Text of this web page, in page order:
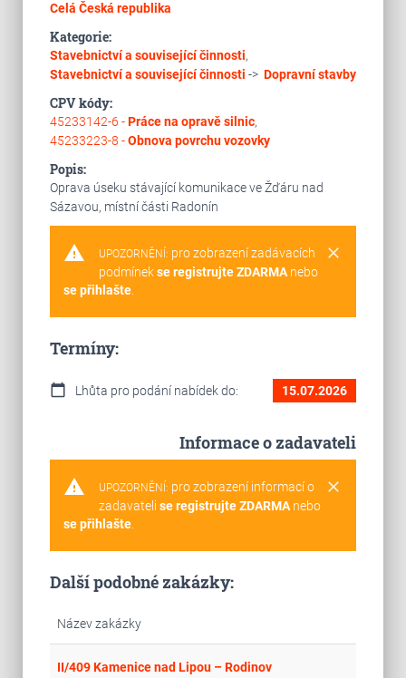
Celá Česká republika
Kategorie:
Stavebnictví a související činnosti,
Stavebnictví a související činnosti -> Dopravní stavby
CPV kódy:
45233142-6 -Práce na opravě silnic,
45233223-8 -Obnova povrchu vozovky
Popis:
Oprava úseku stávající komunikace ve Žďáru nad
Sázavou, místní části Radonín
warning clear
UPOZORNĚNÍ: pro zobrazení zadávacích
podmínekse registrujte ZDARMAnebo
se přihlašte.
Termíny:
calendar_today Lhůta pro podání nabídek do: 15.07.2026
Informace o zadavateli
warning clear
UPOZORNĚNÍ: pro zobrazení informací o
zadavateli se registrujte ZDARMAnebo
se přihlašte.
Další podobné zakázky:
Název zakázky
II/409 Kamenice nad Lipou – Rodinov